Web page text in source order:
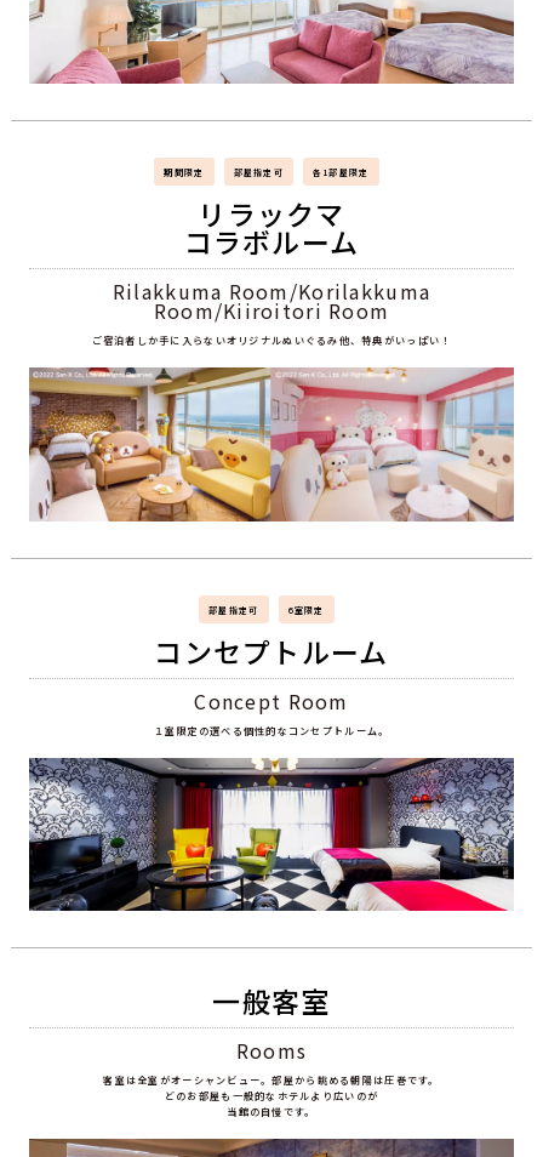
期間限定 部屋指定可 各1部屋限定
リラックマ
コラボルーム
Rilakkuma Room/Korilakkuma
Room/Kiiroitori Room
ご宿泊者しか手に入らないオリジナルぬいぐるみ他、特典がいっぱい！
部屋指定可 6室限定
コンセプトルーム
Concept Room
１室限定の選べる個性的なコンセプトルーム。
一般客室
Rooms
客室は全室がオーシャンビュー。部屋から眺める朝陽は圧巻です。
どのお部屋も一般的なホテルより広いのが
当館の自慢です。